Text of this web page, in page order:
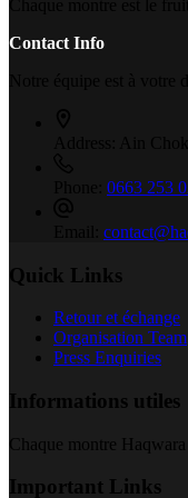
Contact Info
0663 253
Quick Links
Retour et échange
Organisation Team
Press Enquiries
Informations utiles
Chaque montre
Important Links